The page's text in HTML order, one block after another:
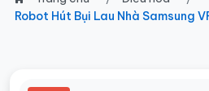
Robot Hút Bụi Lau Nhà Samsung